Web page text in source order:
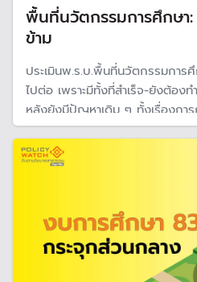
พื้นที่นวัตกรรมการศึกษา:
ข้าม
ประเมินพ.ร.บ.พื้นที่นวัตกรรมกา
ไปต่อ เพราะมีทั้งที่สำเร็จ-ยังต้อง
หลังยังมีปัญหาเดิม ๆ ทั้งเรื่องการ
ใจ ยังต้องพึ่งพาระบบใหญ่ ทั้งงบป
ใช้ต่ออีก 7 ปี ซึ่งจะเครื่องมือ "ค